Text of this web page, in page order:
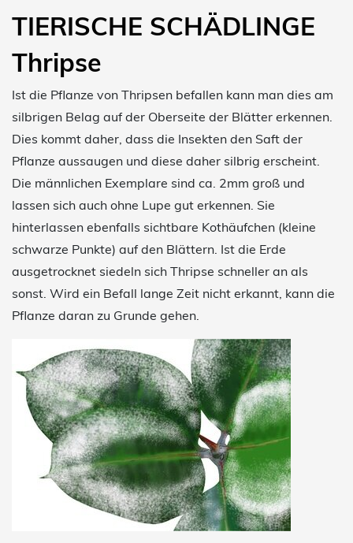
TIERISCHE SCHÄDLINGE
Thripse
Ist die Pflanze von Thripsen befallen kann man dies am
silbrigen Belag auf der Oberseite der Blätter erkennen.
Dies kommt daher, dass die Insekten den Saft der
Pflanze aussaugen und diese daher silbrig erscheint.
Die männlichen Exemplare sind ca. 2mm groß und
lassen sich auch ohne Lupe gut erkennen. Sie
hinterlassen ebenfalls sichtbare Kothäufchen (kleine
schwarze Punkte) auf den Blättern. Ist die Erde
ausgetrocknet siedeln sich Thripse schneller an als
sonst. Wird ein Befall lange Zeit nicht erkannt, kann die
Pflanze daran zu Grunde gehen.